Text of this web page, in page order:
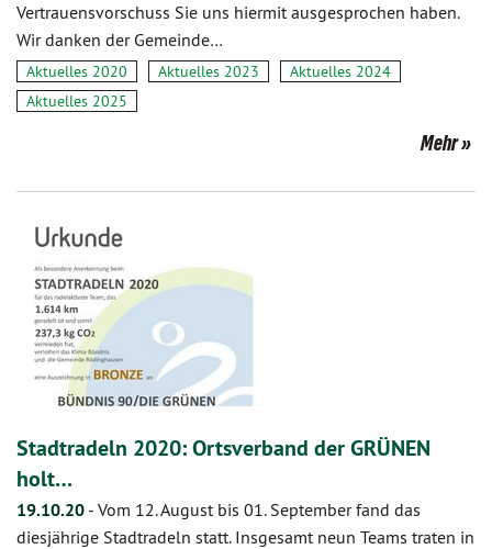
Vertrauensvorschuss Sie uns hiermit ausgesprochen haben.
Wir danken der Gemeinde…
Aktuelles 2020 Aktuelles 2023
Aktuelles 2024
Aktuelles 2025
Mehr
Stadtradeln 2020: Ortsverband der GRÜNEN
holt…
19.10.20 - Vom 12. August bis 01. September fand das
diesjährige Stadtradeln statt. Insgesamt neun Teams traten in